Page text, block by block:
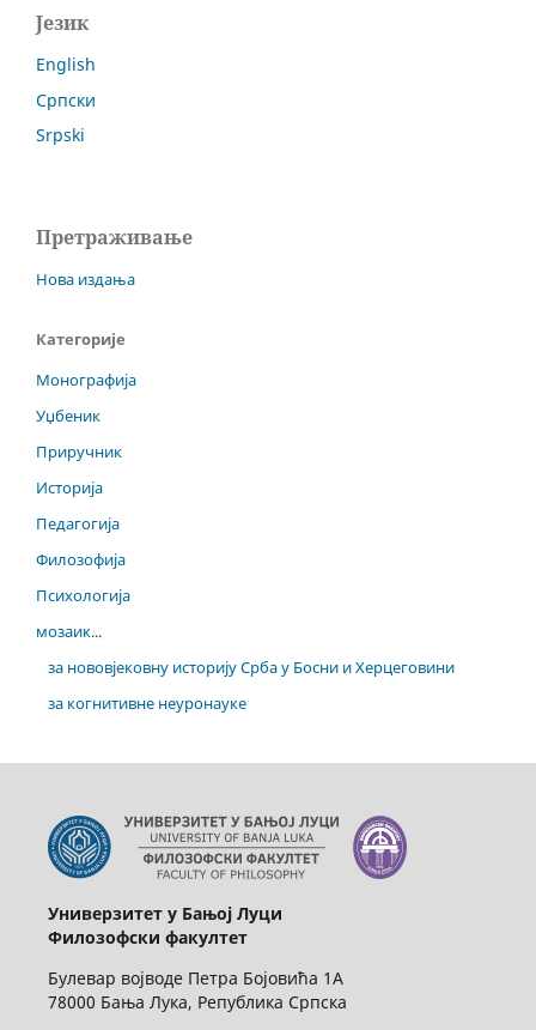
Језик
English
Српски
Srpski
Претраживање
Нова издања
Категорије
Монографија
Уџбеник
Приручник
Историја
Педагогија
Филозофија
Психологија
мозаик...
за нововјековну историју Срба у Босни и Херцеговини
за когнитивне неуронауке
Универзитет у Бањој Луци
Филозофски факултет
Булевар војводе Петра Бојовића 1А
78000 Бања Лука, Република Српска